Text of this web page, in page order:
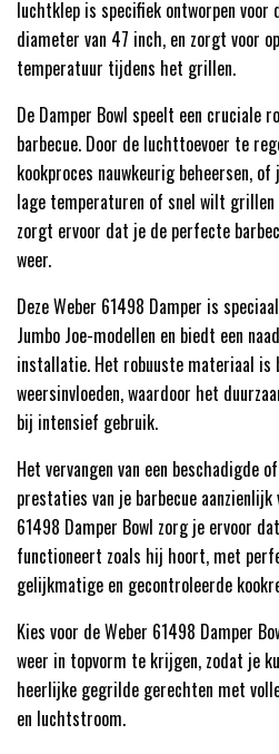
luchtklep is specifiek ontworpen voor
diameter van 47 inch, en zorgt voor
temperatuur tijdens het grillen.
De Damper Bowl speelt een cruciale
barbecue. Door de luchttoevoer te
kookproces nauwkeurig beheersen,
lage temperaturen of snel wilt
zorgt ervoor dat je de perfecte
weer.
Deze Weber 61498 Damper is
Jumbo Joe-modellen en biedt een
installatie. Het robuuste materiaal is
weersinvloeden, waardoor het
bij intensief gebruik.
Het vervangen van een beschadigde
prestaties van je barbecue
61498 Damper Bowl zorg je ervoor
functioneert zoals hij hoort, met
gelijkmatige en gecontroleerde
Kies voor de Weber 61498 Damper
weer in topvorm te krijgen, zodat je
heerlijke gegrilde gerechten met
en luchtstroom.